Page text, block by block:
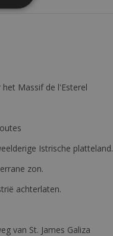
Massif de l'Esterel
Istrische platteland.
zon.
achterlaten.
van St. James Galiza